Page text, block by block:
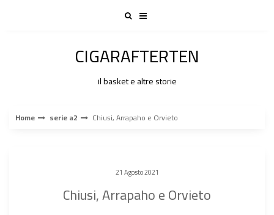
CIGARAFTERTEN
il basket e altre storie
Home serie a2 Chiusi, Arrapaho e Orvieto
21 Agosto 2021
Chiusi, Arrapaho e Orvieto